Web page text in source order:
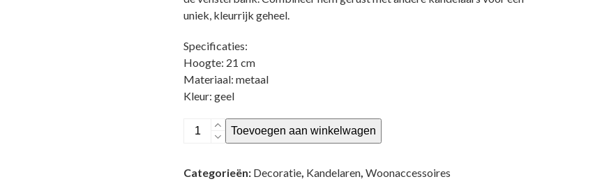
uniek, kleurrijk geheel.
Specificaties:
Hoogte: 21 cm
Materiaal: metaal
Kleur: geel
Candle
Holder
Tulip
Toevoegen aan winkelwagen
Categorieën: Decoratie, Kandelaren, Woonaccessoires